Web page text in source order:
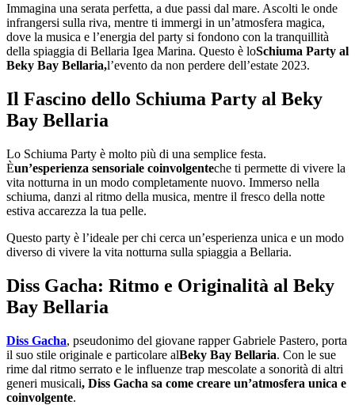
Immagina una serata perfetta, a due passi dal mare. Ascolti le onde
infrangersi sulla riva, mentre ti immergi in un’atmosfera magica,
dove la musica e l’energia del party si fondono con la tranquillità
della spiaggia di Bellaria Igea Marina. Questo è loSchiuma Party al
Beky Bay Bellaria,l’evento da non perdere dell’estate 2023.
Il Fascino dello Schiuma Party al Beky
Bay Bellaria
Lo Schiuma Party è molto più di una semplice festa.
Èun’esperienza sensoriale coinvolgenteche ti permette di vivere la
vita notturna in un modo completamente nuovo. Immerso nella
schiuma, danzi al ritmo della musica, mentre il fresco della notte
estiva accarezza la tua pelle.
Questo party è l’ideale per chi cerca un’esperienza unica e un modo
diverso di vivere la vita notturna sulla spiaggia a Bellaria.
Diss Gacha: Ritmo e Originalità al Beky
Bay Bellaria
Diss Gacha, pseudonimo del giovane rapper Gabriele Pastero, porta
il suo stile originale e particolare alBeky Bay Bellaria. Con le sue
rime dal ritmo serrato e le influenze trap mescolate a sonorità di altri
generi musicali, Diss Gacha sa come creare un’atmosfera unica e
coinvolgente.